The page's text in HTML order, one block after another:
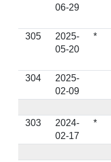
06-29
305
2025-
05-20
*
304
2025-
02-09
303
2024-
02-17
*